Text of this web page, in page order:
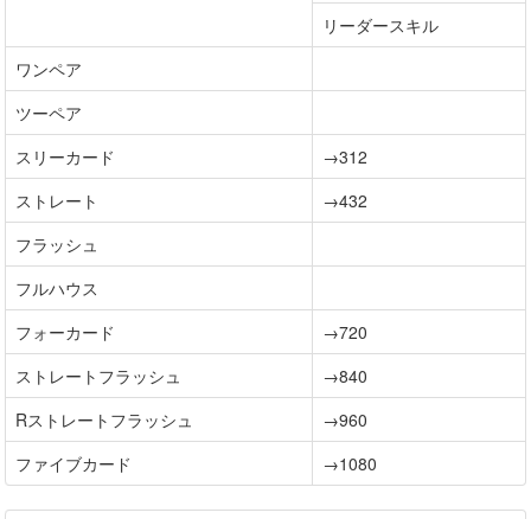
リーダースキル
ワンペア
ツーペア
スリーカード
→312
ストレート
→432
フラッシュ
フルハウス
フォーカード
→720
ストレートフラッシュ
→840
Rストレートフラッシュ
→960
ファイブカード
→1080